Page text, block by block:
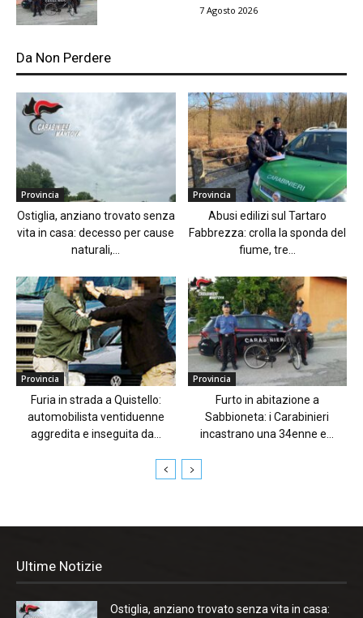
7 Agosto 2026
Da Non Perdere
Provincia
Ostiglia, anziano trovato senza
vita in casa: decesso per cause
naturali,...
Provincia
Abusi edilizi sul Tartaro
Fabbrezza: crolla la sponda del
fiume, tre...
Provincia
Furia in strada a Quistello:
automobilista ventiduenne
aggredita e inseguita da...
Provincia
Furto in abitazione a
Sabbioneta: i Carabinieri
incastrano una 34enne e...
Ultime Notizie
Ostiglia, anziano trovato senza vita in casa: